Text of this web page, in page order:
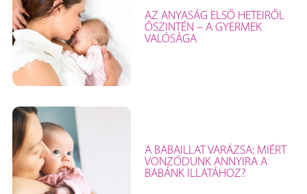
AZ ANYASÁG ELSŐ HETEIRŐL
ŐSZINTÉN – A GYERMEK
VALÓSÁGA
A BABAILLAT VARÁZSA: MIÉRT
VONZÓDUNK ANNYIRA A
BABÁNK ILLATÁHOZ?